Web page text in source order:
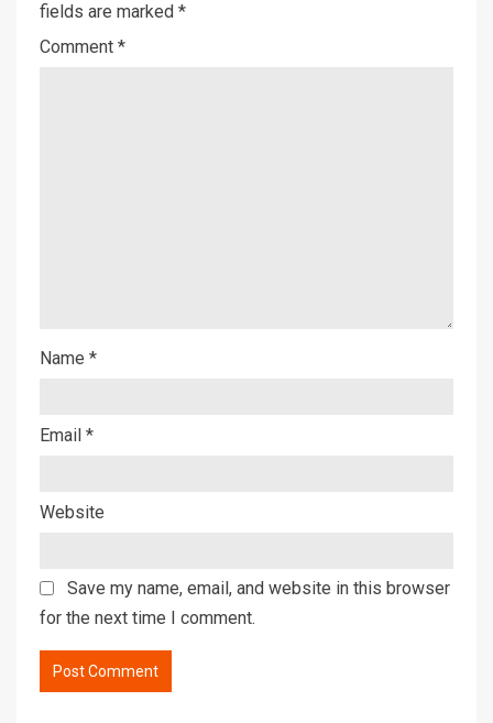
fields are marked *
Comment *
Name *
Email *
Website
Save my name, email, and website in this browser
for the next time I comment.